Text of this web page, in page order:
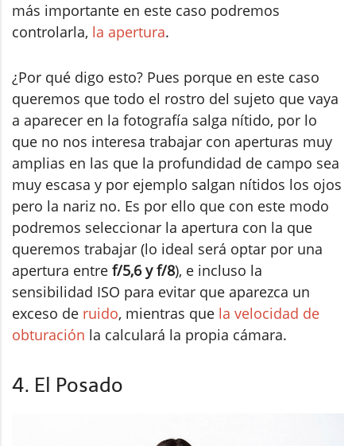
más importante en este caso podremos
controlarla, la apertura.
¿Por qué digo esto? Pues porque en este caso
queremos que todo el rostro del sujeto que vaya
a aparecer en la fotografía salga nítido, por lo
que no nos interesa trabajar con aperturas muy
amplias en las que la profundidad de campo sea
muy escasa y por ejemplo salgan nítidos los ojos
pero la nariz no. Es por ello que con este modo
podremos seleccionar la apertura con la que
queremos trabajar (lo ideal será optar por una
apertura entre f/5,6 y f/8), e incluso la
sensibilidad ISO para evitar que aparezca un
exceso de ruido, mientras que la velocidad de
obturación la calculará la propia cámara.
4. El Posado